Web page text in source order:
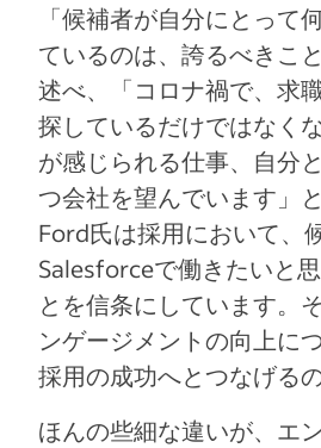
「候補者が自分にとって
ているのは、誇るべきこ
述べ、「コロナ禍で、求
探しているだけではなく
が感じられる仕事、自分
つ会社を望んでいます」
Ford氏は採用において、
Salesforceで働きたいと
とを信条にしています。
ンゲージメントの向上に
採用の成功へとつなげるの
ほんの些細な違いが、エ